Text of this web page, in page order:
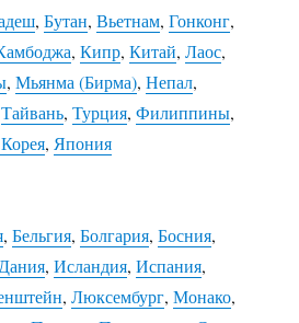
,Бутан,Вьетнам,Гонконг,
,Кипр,Китай,Лаос,
,Мьянма (Бирма),Непал,
Тайвань,Турция,Филиппины,
, Япония
,Бельгия,Болгария,Босния,
Дания,Исландия,Испания,
,Люксембург,Монако,